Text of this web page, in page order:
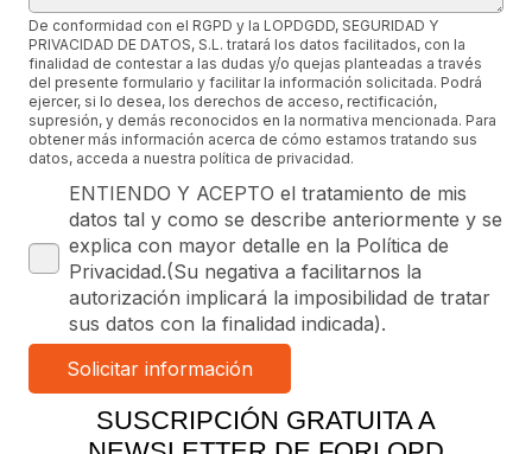
De conformidad con el RGPD y la LOPDGDD, SEGURIDAD Y
PRIVACIDAD DE DATOS, S.L. tratará los datos facilitados, con la
finalidad de contestar a las dudas y/o quejas planteadas a través
del presente formulario y facilitar la información solicitada. Podrá
ejercer, si lo desea, los derechos de acceso, rectificación,
supresión, y demás reconocidos en la normativa mencionada. Para
obtener más información acerca de cómo estamos tratando sus
datos, acceda a nuestra política de privacidad.
ENTIENDO Y ACEPTO el tratamiento de mis
datos tal y como se describe anteriormente y se
explica con mayor detalle en la Política de
Privacidad.(Su negativa a facilitarnos la
autorización implicará la imposibilidad de tratar
sus datos con la finalidad indicada).
SUSCRIPCIÓN GRATUITA A